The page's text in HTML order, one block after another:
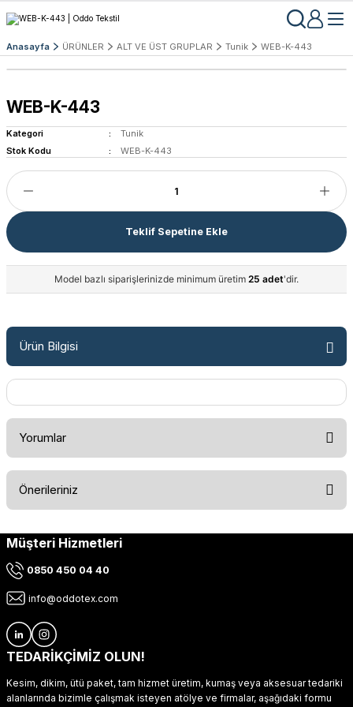
Anasayfa ÜRÜNLER ALT VE ÜST GRUPLAR Tunik WEB-K-443
WEB-K-443
Kategori
Tunik
Stok Kodu
WEB-K-443
Teklif Sepetine Ekle
Model bazlı siparişlerinizde minimum üretim 25 adet'dir.
Ürün Bilgisi
Yorumlar
Önerileriniz
Bu ürünün fiyat bilgisi, resim, ürün açıklamalarında ve diğer
kullanarak tarafımıza iletebilirsiniz.
Ürün resmi kalitesiz, bozuk veya görüntülenemiyor.
Ürün açıklamasında eksik bilgiler bulunuyor.
Ürün fiyatı diğer sitelerden daha pahalı.
Müşteri Hizmetleri
0850 450 04 40
info@oddotex.com
TEDARİKÇİMİZ OLUN!
Kesim, dikim, ütü paket, tam hizmet üretim, kumaş veya aksesuar tedariki
alanlarında bizimle çalışmak isteyen atölye ve firmalar, aşağıdaki formu